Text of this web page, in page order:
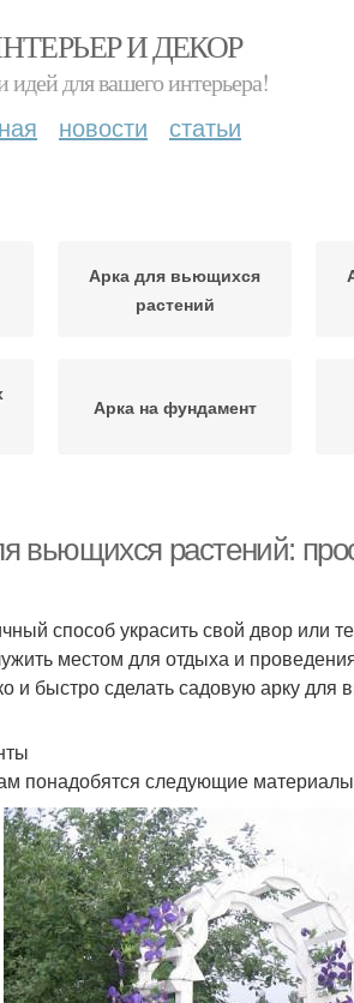
И ДЕКОР
идей для вашего интерьера!
новости статьи
Арка для вьющихся
растений
Арка на фундамент
Места для арки
вьющихся растений:
способ украсить свой двор или
местом для отдыха и
и быстро сделать садовую арку
понадобятся следующие